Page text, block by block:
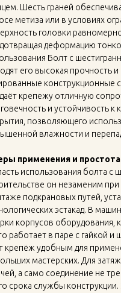
Шесть граней
метиза или в условиях
головки
деформацию
Болт с
его высокая прочность
конструкционные
крепежу отличную
и устойчивость к
позволяющего
влажности и
применения и
использования болта с
он незаменим
подкрановых путей,
эстакад. В
корпусов оборудования,
работает в паре с гайкой
крепёж удобным для
мастерских. Для
а само соединение не
срока службы